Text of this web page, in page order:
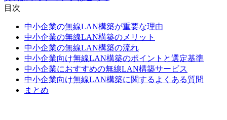
目次
中小企業の無線LAN構築が重要な理由
中小企業の無線LAN構築のメリット
中小企業の無線LAN構築の流れ
中小企業向け無線LAN構築のポイントと選定基準
中小企業におすすめの無線LAN構築サービス
中小企業向け無線LAN構築に関するよくある質問
まとめ